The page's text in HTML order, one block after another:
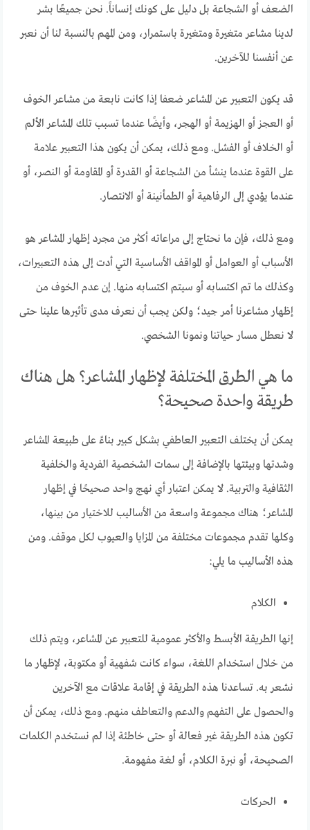
الضعف أو الشجاعة بل دليل على كونك إنساناً. نحن جميعًا بشر
لدينا مشاعر متغيرة ومتغيرة باستمرار، ومن المهم بالنسبة لنا أن نعبر
عن أنفسنا للآخرين.
قد يكون التعبير عن المشاعر ضعفا إذا كانت نابعة من مشاعر الخوف
أو العجز أو الهزيمة أو الهجر، وأيضًا عندما تسبب تلك المشاعر الألم
أو الخلاف أو الفشل. ومع ذلك، يمكن أن يكون هذا التعبير علامة
على القوة عندما ينشأ من الشجاعة أو القدرة أو المقاومة أو النصر، أو
عندما يؤدي إلى الرفاهية أو الطمأنينة أو الانتصار.
ومع ذلك، فإن ما نحتاج إلى مراعاته أكثر من مجرد إظهار المشاعر هو
الأسباب أو العوامل أو المواقف الأساسية التي أدت إلى هذه التعبيرات،
وكذلك ما تم اكتسابه أو سيتم اكتسابه منها. إن عدم الخوف من
إظهار مشاعرنا أمر جيد؛ ولكن يجب أن نعرف مدى تأثيرها علينا حتى
لا نعطل مسار حياتنا ونمونا الشخصي.
ما هي الطرق المختلفة لإظهار المشاعر؟ هل هناك
طريقة واحدة صحيحة؟
يمكن أن يختلف التعبير العاطفي بشكل كبير بناءً على طبيعة المشاعر
وشدتها وبيئتها بالإضافة إلى سمات الشخصية الفردية والخلفية
الثقافية والتربية. لا يمكن اعتبار أي نهج واحد صحيحًا في إظهار
المشاعر؛ هناك مجموعة واسعة من الأساليب للاختيار من بينها،
وكلها تقدم مجموعات مختلفة من المزايا والعيوب لكل موقف. ومن
هذه الأساليب ما يلي:
الكلام
إنها الطريقة الأبسط والأكثر عمومية للتعبير عن المشاعر، ويتم ذلك
من خلال استخدام اللغة، سواء كانت شفهية أو مكتوبة، لإظهار ما
نشعر به. تساعدنا هذه الطريقة في إقامة علاقات مع الآخرين
والحصول على التفهم والدعم والتعاطف منهم. ومع ذلك، يمكن أن
تكون هذه الطريقة غير فعالة أو حتى خاطئة إذا لم نستخدم الكلمات
الصحيحة، أو نبرة الكلام، أو لغة مفهومة.
الحركات